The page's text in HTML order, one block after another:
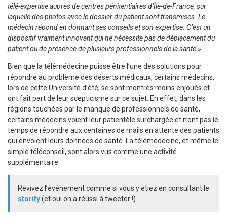
télé-expertise auprès de centres pénitentiaires d’Île-de-France, sur
laquelle des photos avec le dossier du patient sont transmises. Le
médecin répond en donnant ses conseils et son expertise. C’est un
dispositif vraiment innovant qui ne nécessite pas de déplacement du
patient ou de présence de plusieurs professionnels de la santé ».
Bien que la télémédecine puisse être l’une des solutions pour
répondre au problème des déserts médicaux, certains médecins,
lors de cette Université d’été, se sont montrés moins enjoués et
ont fait part de leur scepticisme sur ce sujet. En effet, dans les
régions touchées par le manque de professionnels de santé,
certains médecins voient leur patientèle surchargée et n’ont pas le
temps de répondre aux centaines de mails en attente des patients
qui envoient leurs données de santé. La télémédecine, et même le
simple téléconseil, sont alors vus comme une activité
supplémentaire.
Revivez l’évènement comme si vous y étiez en consultant le
storify(et oui on a réussi à tweeter !)